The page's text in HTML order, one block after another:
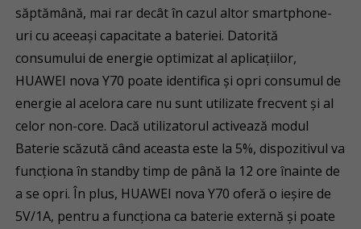
săptămână, mai rar decât în cazul altor smartphone-
uri cu aceeași capacitate a bateriei. Datorită
consumului de energie optimizat al aplicațiilor,
HUAWEI nova Y70 poate identifica și opri consumul de
energie al acelora care nu sunt utilizate frecvent și al
celor non-core. Dacă utilizatorul activează modul
Baterie scăzută când aceasta este la 5%, dispozitivul va
funcționa în standby timp de până la 12 ore înainte de
a se opri. În plus, HUAWEI nova Y70 oferă o ieșire de
5V/1A, pentru a funcționa ca baterie externă și poate